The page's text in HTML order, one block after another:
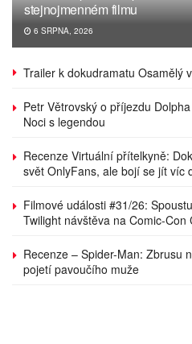
stejnojmenném filmu
6 SRPNA, 2026
Trailer k dokudramatu Osamělý
Petr Větrovský o příjezdu
Noci s legendou
Recenze Virtuální přítelkyně:
svět OnlyFans, ale bojí se jít víc
Filmové události #31/26:
Twilight návštěva na Comic-Con
Recenze – Spider-Man: Zbrusu
pojetí pavoučího muže